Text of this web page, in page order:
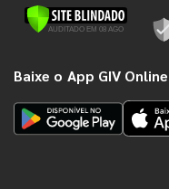
Baixe o App GIV Online